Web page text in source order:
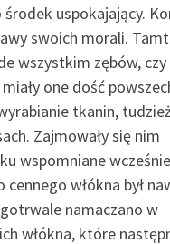
środek uspokajający.
swoich morali.
wszystkim zębów,
one dość
tkanin,
Zajmowały się nim
wspomniane
włókna był
namaczano w
włókna, które